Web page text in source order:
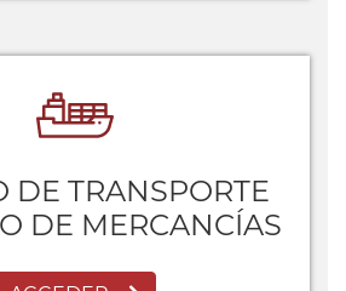
DE TRANSPORTE
DE MERCANCÍAS